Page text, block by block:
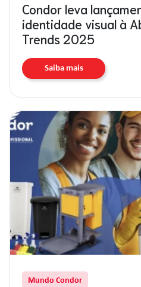
Condor leva
identidade visual à
Trends 2025
Saiba mais
Mundo Condor